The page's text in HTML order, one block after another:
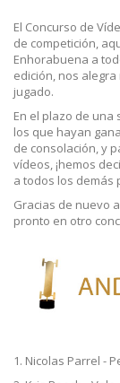
El Concurso de
de competición,
Enhorabuena a
edición, nos
jugado.
En el plazo de
los que hayan
de consolación, y
vídeos, ¡hemos
a todos los demás
Gracias de nuevo
pronto en otro
1. Nicolas Parrel -